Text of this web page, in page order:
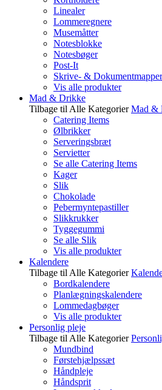
Linealer
Lommeregnere
Musemåtter
Notesblokke
Notesbøger
Post-It
Skrive- & Dokumentmapper
Vis alle produkter
Mad & Drikke
Tilbage til Alle Kategorier Mad &
Catering Items
Ølbrikker
Serveringsbræt
Servietter
Se alle Catering Items
Kager
Slik
Chokolade
Pebermyntepastiller
Slikkrukker
Tyggegummi
Se alle Slik
Vis alle produkter
Kalendere
Tilbage til Alle Kategorier
Bordkalendere
Planlægningskalendere
Lommedagbøger
Vis alle produkter
Personlig pleje
Tilbage til Alle Kategorier
Mundbind
Førstehjælpssæt
Håndpleje
Håndsprit